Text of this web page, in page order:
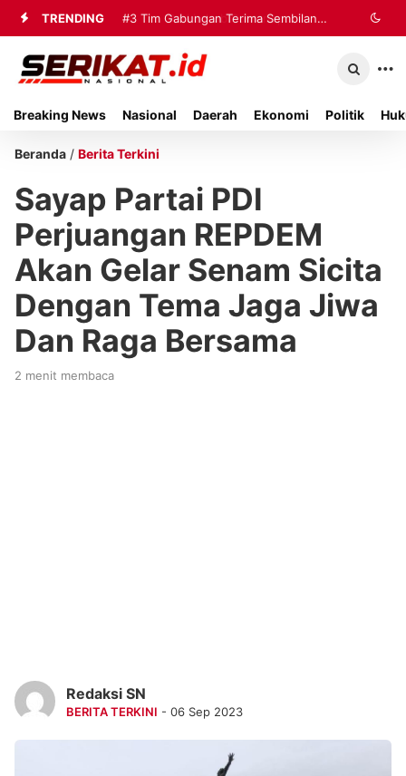
TRENDING #3 Tim Gabungan Terima Sembilan
Korban Evakuasi KM Mutiara Sentosa
Breaking News Nasional Daerah Ekonomi Politik
Beranda / Berita Terkini
Sayap Partai PDI
Perjuangan REPDEM
Akan Gelar Senam Sicita
Dengan Tema Jaga Jiwa
Dan Raga Bersama
2 menit membaca
Redaksi SN
BERITA TERKINI - 06 Sep 2023